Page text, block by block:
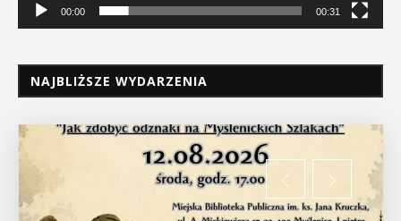
00:00 00:31
NAJBLIŻSZE WYDARZENIA